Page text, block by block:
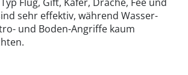
sehr effektiv, während Wasser-
und Boden-Angriffe kaum